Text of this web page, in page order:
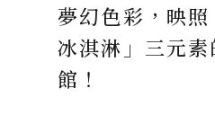
夢幻色彩，映照
冰淇淋」三元
館！